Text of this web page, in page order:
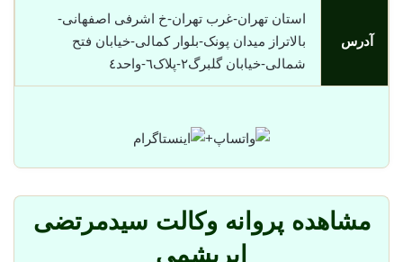
آدرس
استان تهران-غرب تهران-خ اشرفی اصفهانی-
بالاتراز میدان پونک-بلوار کمالی-خیابان فتح
شمالی-خیابان گلبرگ٢-پلاک٦-واحد٤
+
مشاهده پروانه وکالت سیدمرتضی
ابریشمی